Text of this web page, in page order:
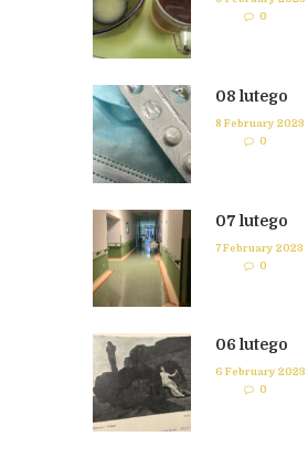
0
08 lutego
8 February 2023
0
07 lutego
7 February 2023
0
06 lutego
6 February 2023
0